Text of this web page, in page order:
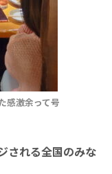
感激余って号
される全国のみな